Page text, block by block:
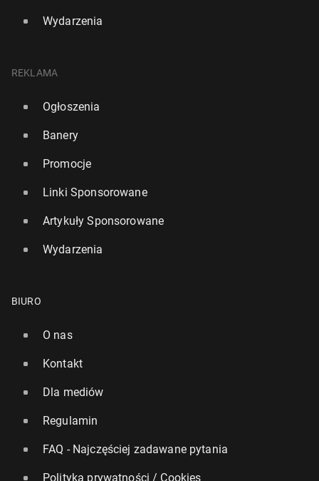
Wydarzenia
REKLAMA
Ogłoszenia
Banery
Promocje
Linki Sponsorowane
Artykuły Sponsorowane
Wydarzenia
BIURO
O nas
Kontakt
Dla mediów
Regulamin
FAQ - Najczęściej zadawane pytania
Polityka prywatności / Cookies